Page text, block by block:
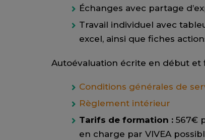
Échanges avec partage
Travail individuel avec
excel, ainsi que fiches
Autoévaluation écrite en début et
Conditions générales de
Règlement intérieur
Tarifs de formation : 567€
en charge par VIVEA